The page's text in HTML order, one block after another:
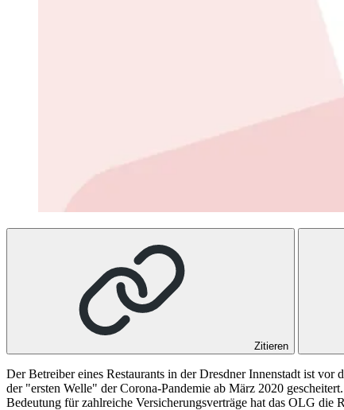
Zitieren
Der Betreiber eines Restaurants in der Dresdner Innenstadt ist
der "ersten Welle" der Corona-Pandemie ab März 2020
Bedeutung für zahlreiche Versicherungsverträge hat das OLG die